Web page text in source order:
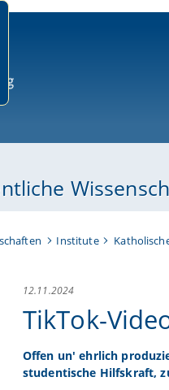
Institute
12.11.2024
TikTok-
Offen un' ehrlich
studentische Hilfskraft,